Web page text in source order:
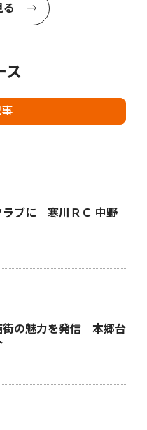
る
ス
ラブに 寒川ＲＣ 中野
の魅力を発信 本郷台